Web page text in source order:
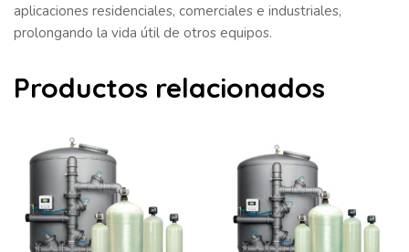
aplicaciones residenciales, comerciales e industriales,
prolongando la vida útil de otros equipos.
Productos relacionados